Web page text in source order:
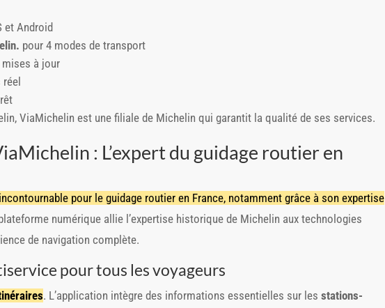
et Android
pour 4 modes de transport
à jour
réel
ViaMichelin est une filiale de Michelin qui garantit la qualité de ses services.
: L’expert du guidage routier en
pour le guidage routier en France, notamment grâce à son expertise
numérique allie l’expertise historique de Michelin aux technologies
de navigation complète.
pour tous les voyageurs
. L’application intègre des informations essentielles sur les stations-